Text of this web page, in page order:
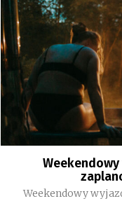
Weekendowy